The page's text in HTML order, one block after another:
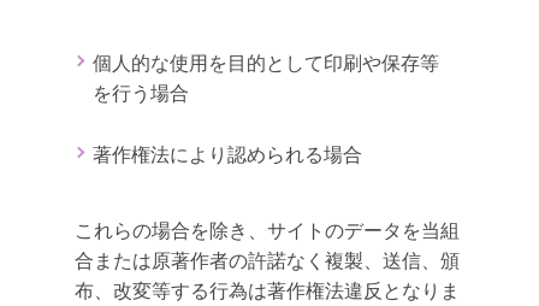
個人的な使用を目的として印刷や保存等
を行う場合
著作権法により認められる場合
これらの場合を除き、サイトのデータを当組
合または原著作者の許諾なく複製、送信、頒
布、改変等する行為は著作権法違反となりま